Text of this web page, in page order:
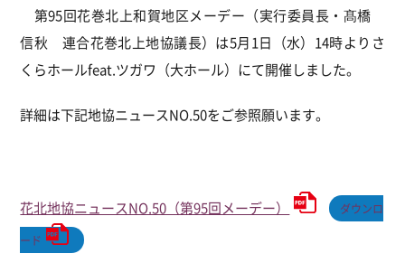
第95回花巻北上和賀地区メーデー（実行委員長・髙橋
信秋 連合花巻北上地協議長）は5月1日（水）14時よりさ
くらホールfeat.ツガワ（大ホール）にて開催しました。
詳細は下記地協ニュースNO.50をご参照願います。
花北地協ニュースNO.50（第95回メーデー） ダウンロ
ード